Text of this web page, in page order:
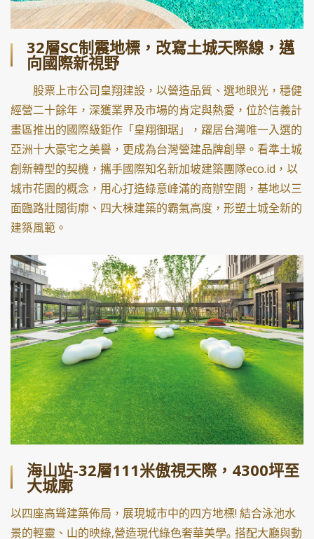
32層SC制震地標，改寫土城天際線，邁
向國際新視野
股票上市公司皇翔建設，以營造品質、選地眼光，穩健
經營二十餘年，深獲業界及市場的肯定與熱愛，位於信義計
畫區推出的國際級鉅作「皇翔御琚」，躍居台灣唯一入選的
亞洲十大豪宅之美譽，更成為台灣營建品牌創舉。看準土城
創新轉型的契機，攜手國際知名新加坡建築團隊eco.id，以
城市花園的概念，用心打造綠意峰滿的商辦空間，基地以三
面臨路壯闊街廓、四大棟建築的霸氣高度，形塑土城全新的
建築風範。
海山站-32層111米傲視天際，4300坪至
大城廓
以四座高聳建築佈局，展現城市中的四方地標! 結合泳池水
景的輕靈、山的映綠,營造現代綠色奢華美學｡ 搭配大廳與動